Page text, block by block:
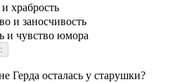
храбрость
и заносчивость
и чувство юмора
Герда осталась у старушки?